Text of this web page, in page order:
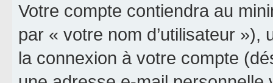
Votre compte contiendra au
par « votre nom d’utilisateur
la connexion à votre compte